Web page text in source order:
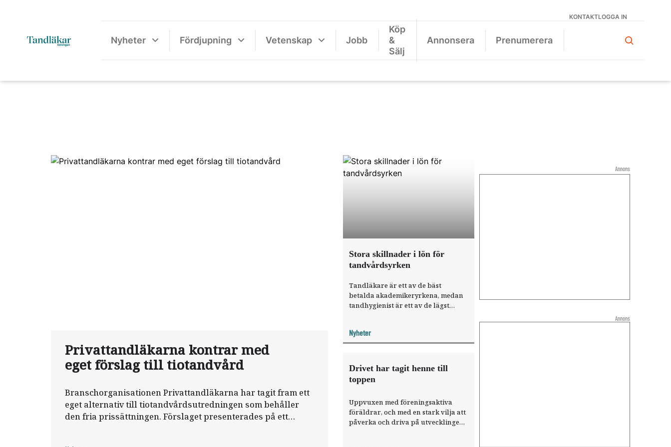
KONTAKTLOGGA IN
Nyheter Fördjupning Vetenskap Jobb
Köp
&
Sälj
Annonsera Prenumerera
Privattandläkarna kontrar med
eget förslag till tiotandvård
Branschorganisationen Privattandläkarna har tagit fram ett
eget alternativ till tiotandvårdsutredningen som behåller
den fria prissättningen. Förslaget presenterades på ett
Stora skillnader i lön för
tandvårdsyrken
Tandläkare är ett av de bäst
betalda akademikeryrkena, medan
tandhygienist är ett av de lägst
Nyheter
Drivet har tagit henne till
toppen
Uppvuxen med föreningsaktiva
föräldrar, och med en stark vilja att
påverka och driva på utvecklingen,
Annons
Annons